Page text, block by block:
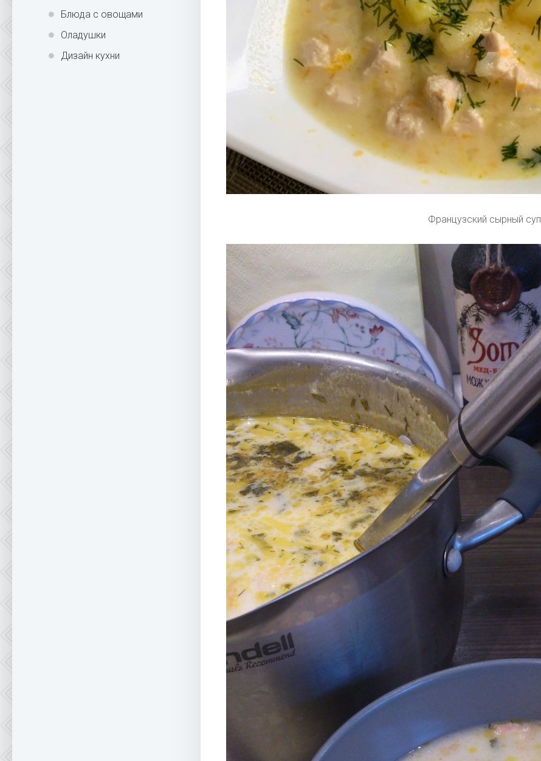
Блюда с овощами
Оладушки
Дизайн кухни
Французский сырный суп